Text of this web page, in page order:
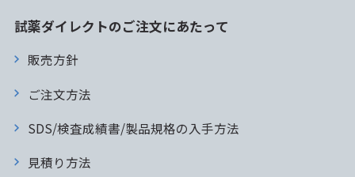
試薬ダイレクトのご注文にあたって
販売方針
ご注文方法
SDS/検査成績書/製品規格の入手方法
見積り方法